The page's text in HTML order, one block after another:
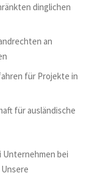
dinglichen
an
für Projekte in
für ausländische
bei